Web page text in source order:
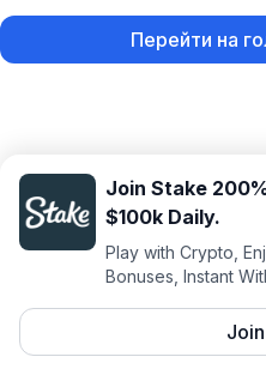
Перейти на
Join Stake
$100k Daily.
Play with Crypto,
Bonuses, Instant
Join